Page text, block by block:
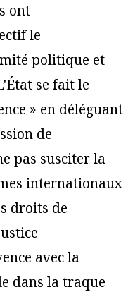
ont
le
politique et
se fait le
» en déléguant
de
pas susciter la
internationaux
droits de
avec la
dans la traque